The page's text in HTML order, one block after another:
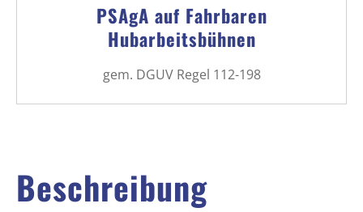
PSAgA auf Fahrbaren
Hubarbeitsbühnen
gem. DGUV Regel 112-198
Beschreibung